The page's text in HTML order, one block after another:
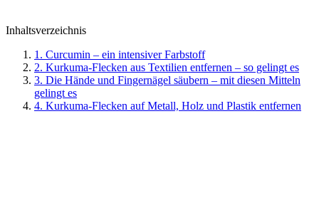
Inhaltsverzeichnis
1. Curcumin – ein intensiver Farbstoff
2. Kurkuma-Flecken aus Textilien entfernen – so gelingt es
3. Die Hände und Fingernägel säubern – mit diesen Mitteln
gelingt es
4. Kurkuma-Flecken auf Metall, Holz und Plastik entfernen